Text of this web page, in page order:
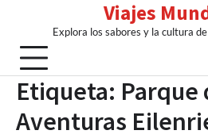
content
Viajes
Explora los sabores y la cultura
Etiqueta: Parque
Aventuras